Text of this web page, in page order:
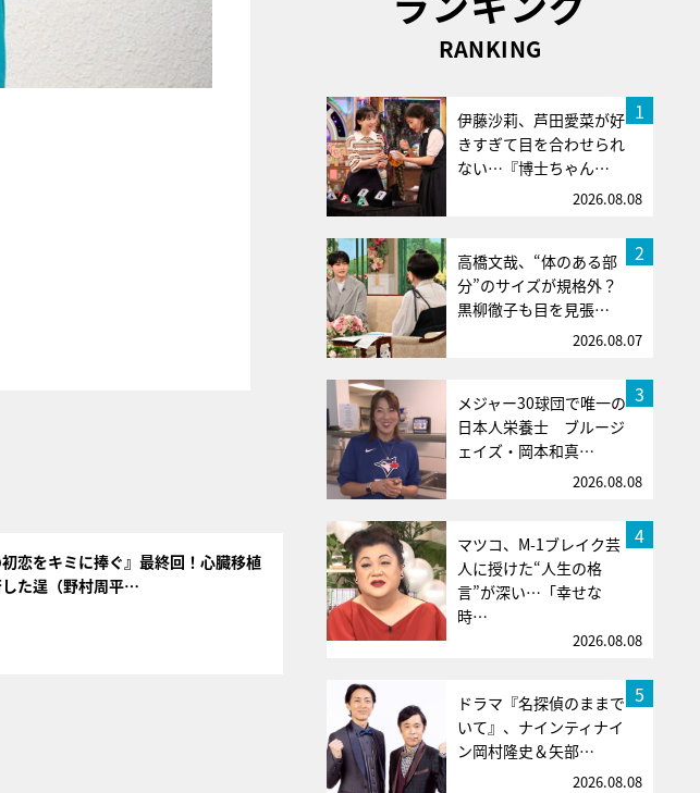
初恋をキミに捧ぐ』最終回！心臓移植
した逞（野村周平…
RANKING
1
伊藤沙莉、芦田愛菜が好
きすぎて目を合わせられ
ない…『博士ちゃん…
2026.08.08
2
高橋文哉、“体のある部
分”のサイズが規格外？
黒柳徹子も目を見張…
2026.08.07
3
メジャー30球団で唯一の
日本人栄養士 ブルージ
ェイズ・岡本和真…
2026.08.08
4
マツコ、M-1ブレイク芸
人に授けた“人生の格
言”が深い…「幸せな
時…
2026.08.08
5
ドラマ『名探偵のままで
いて』、ナインティナイ
ン岡村隆史＆矢部…
2026.08.08